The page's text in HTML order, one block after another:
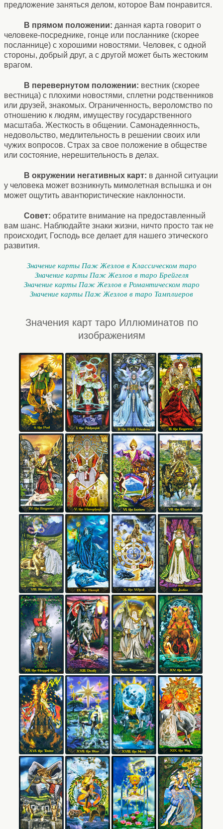
предложение заняться делом, которое Вам понравится.
В прямом положении: данная карта говорит о
человеке-посреднике, гонце или посланнике (скорее
посланнице) с хорошими новостями. Человек, с одной
стороны, добрый друг, а с другой может быть жестоким
врагом.
В перевернутом положении: вестник (скорее
вестница) с плохими новостями, сплетни родственников
или друзей, знакомых. Ограниченность, вероломство по
отношению к людям, имуществу государственного
масштаба. Жесткость в общении. Самонадеянность,
недовольство, медлительность в решении своих или
чужих вопросов. Страх за свое положение в обществе
или состояние, нерешительность в делах.
В окружении негативных карт: в данной ситуации
у человека может возникнуть мимолетная вспышка и он
может ощутить авантюристические наклонности.
Совет: обратите внимание на предоставленный
вам шанс. Наблюдайте знаки жизни, ничто просто так не
происходит, Господь все делает для нашего этического
развития.
Значение карты Паж Жезлов в Классическом таро
Значение карты Паж Жезлов в таро Брейгеля
Значение карты Паж Жезлов в Романтическом таро
Значение карты Паж Жезлов в таро Тамплиеров
Значения карт таро Иллюминатов по
изображениям